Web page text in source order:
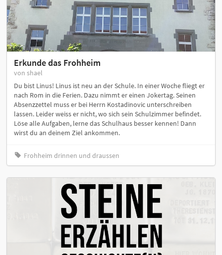
Erkunde das Frohheim
von shael
Du bist Linus! Linus ist neu an der Schule. In einer Woche fliegt er
nach Rom in die Ferien. Dazu nimmt er einen Jokertag. Seinen
Absenzzettel muss er bei Herrn Kostadinovic unterschreiben
lassen. Leider weiss er nicht, wo sich sein Schulzimmer befindet.
Löse alle Aufgaben, lerne das Schulhaus besser kennen! Dann
wirst du an deinem Ziel ankommen.
Frohheim drinnen und draussen